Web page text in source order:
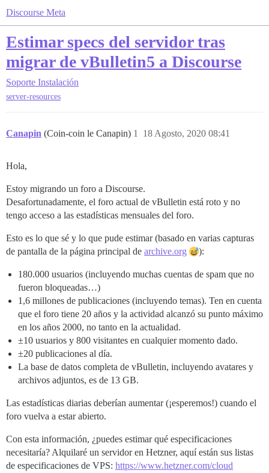
Discourse Meta
Estimar specs del servidor tras
migrar de vBulletin5 a Discourse
Soporte Instalación
server-resources
Canapin (Coin-coin le Canapin) 18 Agosto, 2020 08:41
1
Hola,
Estoy migrando un foro a Discourse.
Desafortunadamente, el foro actual de vBulletin está roto y no
tengo acceso a las estadísticas mensuales del foro.
Esto es lo que sé y lo que pude estimar (basado en varias capturas
de pantalla de la página principal de archive.org ):
180.000 usuarios (incluyendo muchas cuentas de spam que no
fueron bloqueadas…)
1,6 millones de publicaciones (incluyendo temas). Ten en cuenta
que el foro tiene 20 años y la actividad alcanzó su punto máximo
en los años 2000, no tanto en la actualidad.
±10 usuarios y 800 visitantes en cualquier momento dado.
±20 publicaciones al día.
La base de datos completa de vBulletin, incluyendo avatares y
archivos adjuntos, es de 13 GB.
Las estadísticas diarias deberían aumentar (¡esperemos!) cuando el
foro vuelva a estar abierto.
Con esta información, ¿puedes estimar qué especificaciones
necesitaría? Alquilaré un servidor en Hetzner, aquí están sus listas
de especificaciones de VPS: https://www.hetzner.com/cloud